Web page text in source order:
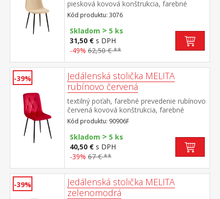
piesková kovová konštrukcia, farebné
prevedenie čierna
Kód produktu: 3076
Skladom > 5 ks
31,50 € s DPH
-49% 62,50 € **
-39%
Jedálenská stolička MELITA
rubínovo červená
textilný poťah, farebné prevedenie rubínovo
červená kovová konštrukcia, farebné
prevedenie čierna výška sedu 50 cm
odporúčaná nosnosť do 120 kg
Kód produktu: 90906F
Skladom > 5 ks
40,50 € s DPH
-39% 67 € **
-39%
Jedálenská stolička MELITA
zelenomodrá